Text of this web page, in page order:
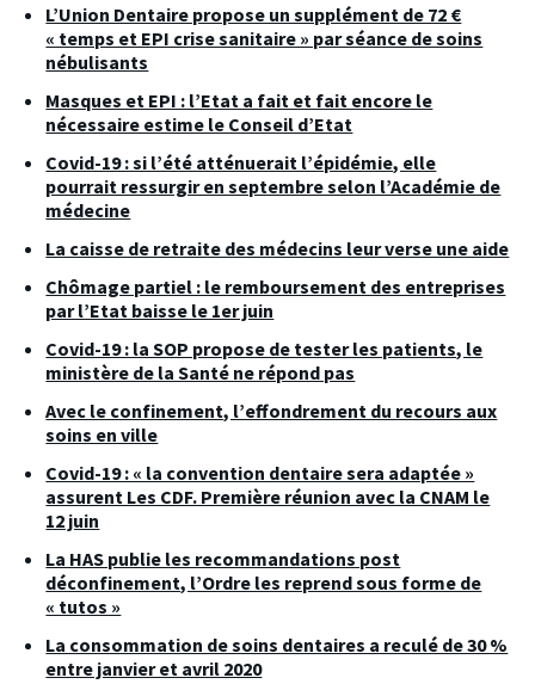
L’Union Dentaire propose un supplément de 72 €
« temps et EPI crise sanitaire » par séance de soins
nébulisants
Masques et EPI : l’Etat a fait et fait encore le
nécessaire estime le Conseil d’Etat
Covid-19 : si l’été atténuerait l’épidémie, elle
pourrait ressurgir en septembre selon l’Académie de
médecine
La caisse de retraite des médecins leur verse une aide
Chômage partiel : le remboursement des entreprises
par l’Etat baisse le 1er juin
Covid-19 : la SOP propose de tester les patients, le
ministère de la Santé ne répond pas
Avec le confinement, l’effondrement du recours aux
soins en ville
Covid-19 : « la convention dentaire sera adaptée »
assurent Les CDF. Première réunion avec la CNAM le
12 juin
La HAS publie les recommandations post
déconfinement, l’Ordre les reprend sous forme de
« tutos »
La consommation de soins dentaires a reculé de 30 %
entre janvier et avril 2020